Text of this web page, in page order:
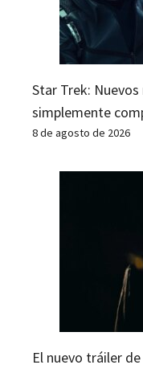
Star Trek:
simplemente
8 de agosto de 2026
El nuevo tráiler